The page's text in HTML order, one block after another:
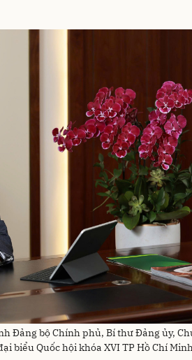
Đảng bộ Chính phủ, Bí thư Đảng ủy,
biểu Quốc hội khóa XVI TP Hồ Chí